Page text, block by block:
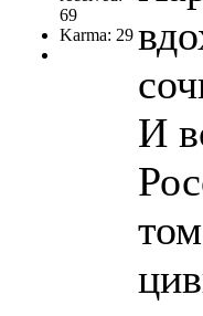
69
Karma: 29
И